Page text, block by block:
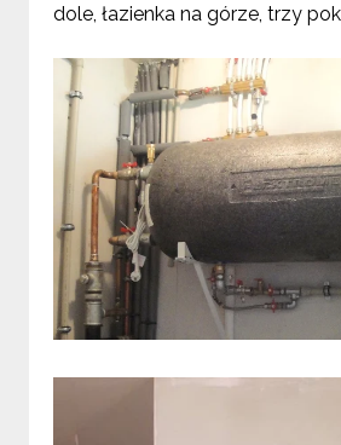
dole, łazienka na górze, trzy